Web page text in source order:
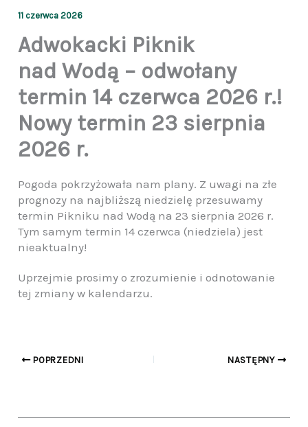
11 czerwca 2026
Adwokacki Piknik
nad Wodą – odwołany
termin 14 czerwca 2026 r.!
Nowy termin 23 sierpnia
2026 r.
Pogoda pokrzyżowała nam plany. Z uwagi na złe
prognozy na najbliższą niedzielę przesuwamy
termin Pikniku nad Wodą na 23 sierpnia 2026 r.
Tym samym termin 14 czerwca (niedziela) jest
nieaktualny!
Uprzejmie prosimy o zrozumienie i odnotowanie
tej zmiany w kalendarzu.
POPRZEDNI NASTĘPNY